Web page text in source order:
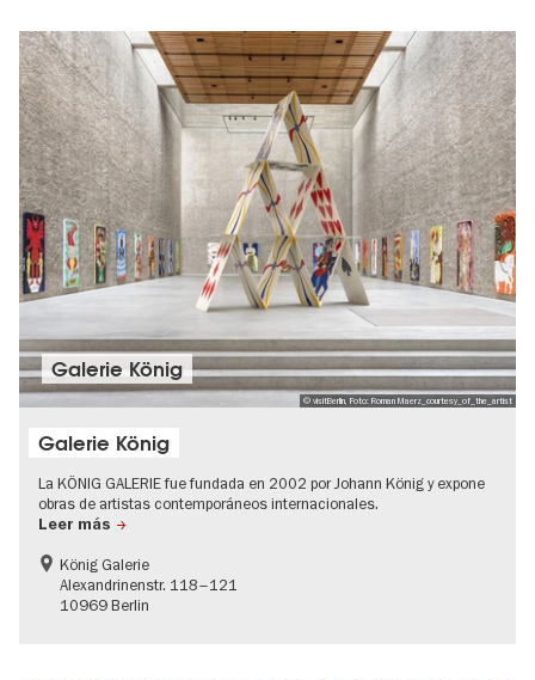
© visitBerlin, Foto: Roman Maerz_courtesy_of_the_artist
Galerie König
Galerie König
La KÖNIG GALERIE fue fundada en 2002 por Johann König y expone
obras de artistas contemporáneos internacionales.
Leer más
König Galerie
Alexandrinenstr. 118–121
10969 Berlin